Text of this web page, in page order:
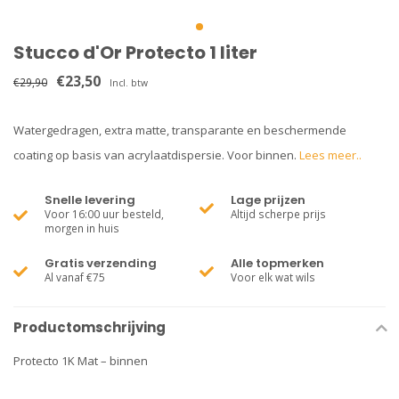
Stucco d'Or Protecto 1 liter
€29,90 €23,50 Incl. btw
Watergedragen, extra matte, transparante en beschermende
coating op basis van acrylaatdispersie. Voor binnen. Lees meer..
Snelle levering
Voor 16:00 uur besteld,
morgen in huis
Lage prijzen
Altijd scherpe prijs
Gratis verzending
Al vanaf €75
Alle topmerken
Voor elk wat wils
Productomschrijving
Protecto 1K Mat – binnen